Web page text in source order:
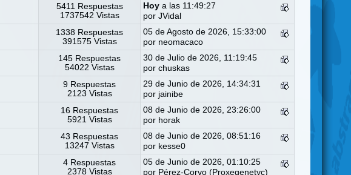
5411 Respuestas
1737542 Vistas
Hoy a las 11:49:27
porJVidal
1338 Respuestas
391575 Vistas
05 de Agosto de 2026, 15:33:00
por neomacaco
145 Respuestas
54022 Vistas
30 de Julio de 2026, 11:19:45
porchuskas
9 Respuestas
2123 Vistas
29 de Junio de 2026, 14:34:31
por jainibe
16 Respuestas
5921 Vistas
08 de Junio de 2026, 23:26:00
por horak
43 Respuestas
13247 Vistas
08 de Junio de 2026, 08:51:16
por kesse0
4 Respuestas
2378 Vistas
05 de Junio de 2026, 01:10:25
por Pérez-Corvo (Proxegenetyc)